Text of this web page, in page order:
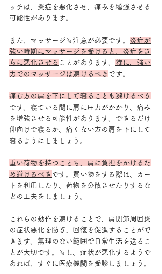
ッチは、炎症を悪化させ、痛みを増強させる
可能性があります。
また、マッサージも注意が必要です。 炎症が
強い時期にマッサージを受けると、炎症をさ
らに悪化させる ことがあります。 特に、強い
力でのマッサージは避けるべき です。
痛む方の肩を下にして寝ることも避けるべき
です。寝ている間に肩に圧力がかかり、痛み
を増強させる可能性があります。できるだけ
仰向けで寝るか、痛くない方の肩を下にして
寝るようにしましょう。
重い荷物を持つことも、肩に負担をかけるた
め避けるべき です。買い物をする際は、カー
トを利用したり、荷物を分散させたりするな
どの工夫をしましょう。
これらの動作を避けることで、肩関節周囲炎
の症状悪化を防ぎ、回復を促進することがで
きます。無理のない範囲で日常生活を送るこ
とが大切です。もし、症状が悪化するようで
あれば、すぐに医療機関を受診しましょう。